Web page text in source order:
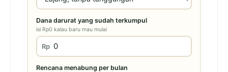
Dana darurat yang sudah terkumpul
isi Rp0 kalau baru mau mulai
Rp
Rencana menabung per bulan